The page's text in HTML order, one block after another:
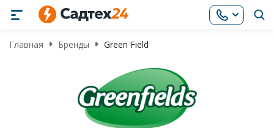
Главная Бренды Green Field